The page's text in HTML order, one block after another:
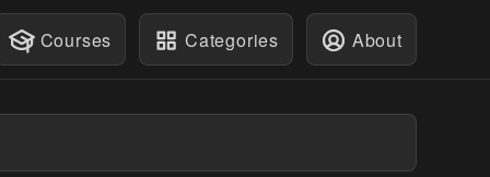
Courses Categories About